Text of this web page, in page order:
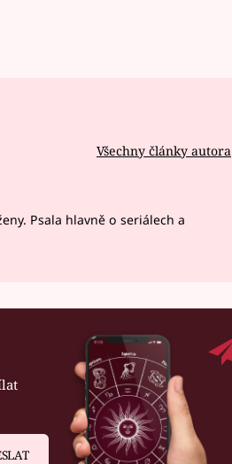
Všechny články autora
Psala hlavně o seriálech a